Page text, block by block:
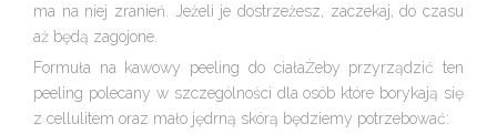
ma na niej zranień. Jeżeli je dostrzeżesz, zaczekaj, do czasu
aż będą zagojone.
Formuła na kawowy peeling do ciałaŻeby przyrządzić ten
peeling polecany w szczególności dla osób które borykają się
z cellulitem oraz mało jędrną skórą będziemy potrzebować: